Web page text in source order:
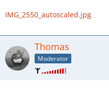
IMG_2550_autoscaled.jpg
Thomas
Moderator